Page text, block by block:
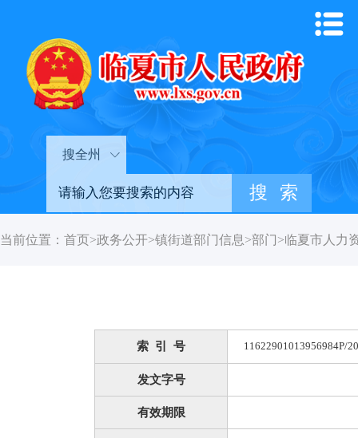
搜全州
当前位置： 首页>政务公开>镇街道部门信息>部门>临夏市人力
索 引 号 11622901013956984P/
发文字号
有效期限